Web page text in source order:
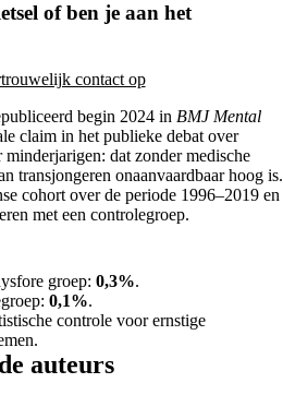
of ben je aan het
contact op
begin 2024 in BMJ Mental
claim in het publieke debat over
dat zonder medische
transjongeren onaanvaardbaar hoog is.
cohort over de periode 1996–2019 en
met een controlegroep.
groep: 0,3%.
0,1%.
controle voor ernstige
auteurs